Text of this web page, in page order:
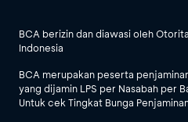
Lihat Semua Media Sosial
BCA berizin dan diawasi oleh
Indonesia
BCA merupakan peserta
yang dijamin LPS per Nasabah per
Untuk cek Tingkat Bunga